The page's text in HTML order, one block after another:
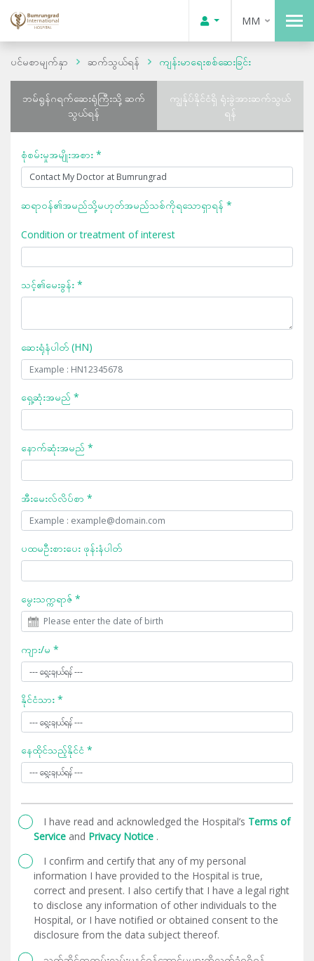
MM
ပင်မစာမျက်နှာ ဆက်သွယ်ရန် ကျန်းမာရေးစစ်ဆေးခြင်း
ဘမ်ရွန်ဂရက်ဆေးရုံကြီးသို့ ဆက်
သွယ်ရန်
ကျွန်ုပ်နိုင်ငံရှိ ရုံးခွဲအားဆက်သွယ်
ရန်
စုံစမ်းမှုအမျိုးအစား *
ဆရာဝန်၏အမည်သို့မဟုတ်အမည်သစ်ကိုရသောရှာရန် *
Condition or treatment of interest
သင့်၏မေးခွန်း *
ဆေးရုံနံပါတ် (HN)
ရှေ့ဆုံးအမည် *
နောက်ဆုံးအမည် *
အီးမေးလ်လိပ်စာ *
ပထမဦးစားပေး ဖုန်းနံပါတ်
မွေးသက္ကရာဇ် *
ကျား/မ *
နိုင်ငံသား *
နေထိုင်သည့်နိုင်ငံ *
I have read and acknowledged the Hospital’s Terms of
Service and Privacy Notice .
I confirm and certify that any of my personal
information I have provided to the Hospital is true,
correct and present. I also certify that I have a legal right
to disclose any information of other individuals to the
Hospital, or I have notified or obtained consent to the
disclosure from the data subject thereof.